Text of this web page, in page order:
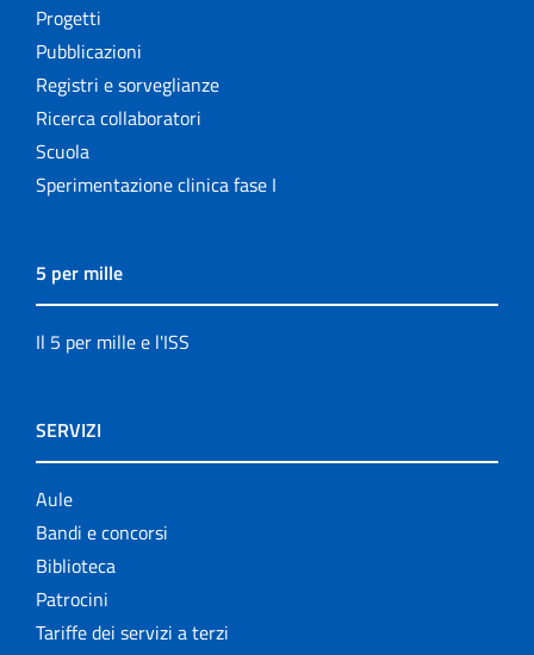
Progetti
Pubblicazioni
Registri e sorveglianze
Ricerca collaboratori
Scuola
Sperimentazione clinica fase I
5 per mille
Il 5 per mille e l'ISS
SERVIZI
Aule
Bandi e concorsi
Biblioteca
Patrocini
Tariffe dei servizi a terzi